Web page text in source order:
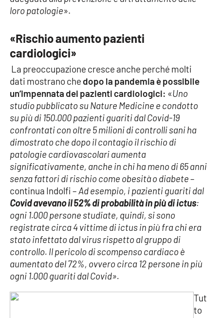
Food
Storie
LAC
NETWORK
Lacplay.it
Lactv.it
Laconair.it
Lacitymag.it
Lacapitalenews.it
Ilreggino.it
Cosenzachannel.it
Ilvibonese.it
Catanzarochannel.it
loro patologie».
«Rischio aumento pazienti
cardiologici»
La preoccupazione cresce anche perché molti
dati mostrano che dopo la pandemia è possibile
un’impennata dei pazienti cardiologici: «Uno
studio pubblicato su Nature Medicine e condotto
su più di 150.000 pazienti guariti dal Covid-19
confrontati con oltre 5 milioni di controlli saniha
dimostrato che dopo il contagio il rischio di
patologie cardiovascolari aumenta
significativamente, anche in chi ha meno di 65 anni
senza fattori di rischio come obesità o diabete–
continua Indolfi –Ad esempio, i pazienti guariti dal
Covid avevano il 52% di probabilità in più di ictus:
ogni 1.000 persone studiate, quindi, si sono
registrate circa 4 vittime di ictus in più fra chi era
stato infettato dal virus rispetto al gruppo di
controllo. Il pericolo di scompenso cardiaco è
aumentato del 72%, ovvero circa 12 persone in più
ogni 1.000 guariti dal Covid».
Tut
to